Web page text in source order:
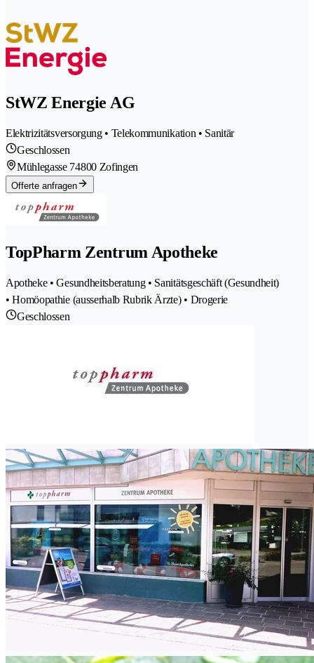
StWZ Energie AG
Elektrizitätsversorgung • Telekommunikation • Sanitär
Geschlossen
Mühlegasse 74800 Zofingen
Offerte anfragen
TopPharm Zentrum Apotheke
Apotheke • Gesundheitsberatung • Sanitätsgeschäft (Gesundheit)
• Homöopathie (ausserhalb Rubrik Ärzte) • Drogerie
Geschlossen